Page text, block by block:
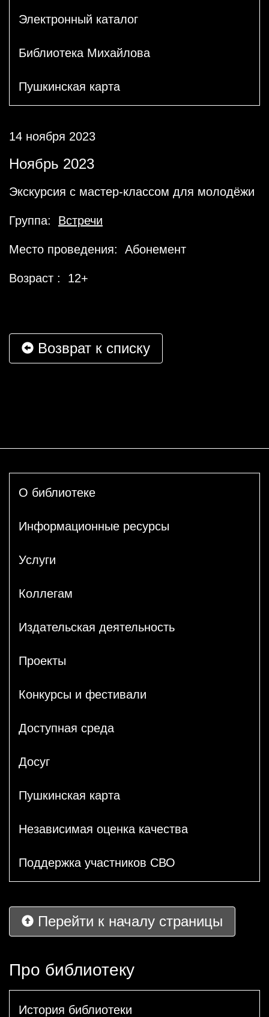
Электронный каталог
Библиотека Михайлова
Пушкинская карта
14 ноября 2023
Ноябрь 2023
Экскурсия с мастер-классом для молодёжи
Группа: Встречи
Место проведения: Абонемент
Возраст : 12+
Возврат к списку
О библиотеке
Информационные ресурсы
Услуги
Коллегам
Издательская деятельность
Проекты
Конкурсы и фестивали
Доступная среда
Досуг
Пушкинская карта
Независимая оценка качества
Поддержка участников СВО
Перейти к началу страницы
Про библиотеку
История библиотеки